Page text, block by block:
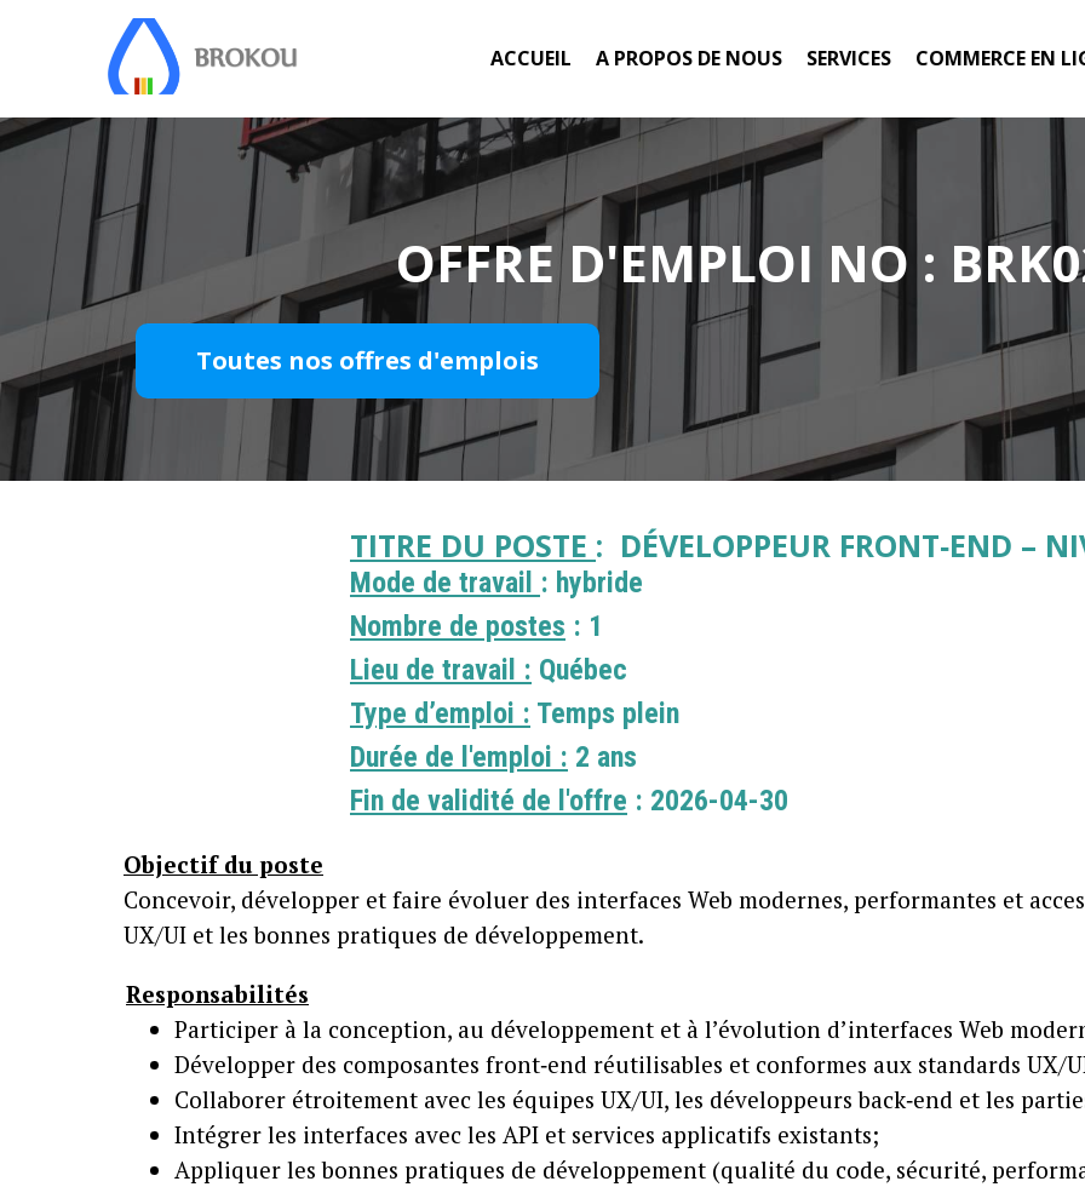
ACCUEIL A PROPOS DE NOUS SERVICES COMMERCE EN
OFFRE D'EMPLOI NO :
Toutes nos offres d'emplois
TITRE DU POSTE : DÉVELOPPEUR FRONT‑END –
Mode de travail : hybride
Nombre de postes : 1
Lieu de travail : Québec
Type d’emploi : Temps plein
Durée de l'emploi : 2 ans
Fin de validité de l'offre : 2026-04-30
Objectif du poste
Concevoir, développer et faire évoluer des interfaces Web modernes, performantes et
UX/UI et les bonnes pratiques de développement.
Responsabilités
Participer à la conception, au développement et à l’évolution d’interfaces Web
Développer des composantes front‑end réutilisables et conformes aux standards UX/
Collaborer étroitement avec les équipes UX/UI, les développeurs back‑end et les
Intégrer les interfaces avec les API et services applicatifs existants;
Appliquer les bonnes pratiques de développement (qualité du code, sécurité,